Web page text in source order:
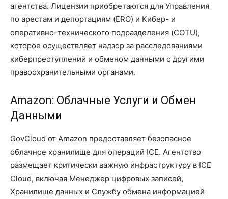
агентства. Лицензии приобретаются для Управления
по арестам и депортациям (ERO) и Кибер- и
оперативно-технического подразделения (COTU),
которое осуществляет надзор за расследованиями
киберпреступлений и обменом данными с другими
правоохранительными органами.
Amazon: Облачные Услуги и Обмен
Данными
GovCloud от Amazon предоставляет безопасное
облачное хранилище для операций ICE. Агентство
размещает критически важную инфраструктуру в ICE
Cloud, включая Менеджер цифровых записей,
Хранилище данных и Службу обмена информацией